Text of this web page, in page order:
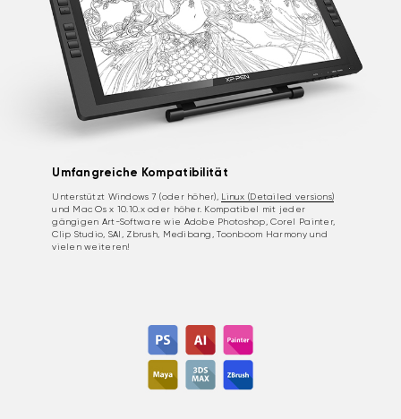
Umfangreiche Kompatibilität
Unterstützt Windows 7 (oder höher),
Linux (Detailed versions)
und Mac Os x 10.10.x oder höher. Kompatibel mit jeder
gängigen Art-Software wie Adobe Photoshop, Corel Painter,
Clip Studio, SAI, Zbrush, Medibang, Toonboom Harmony und
vielen weiteren!